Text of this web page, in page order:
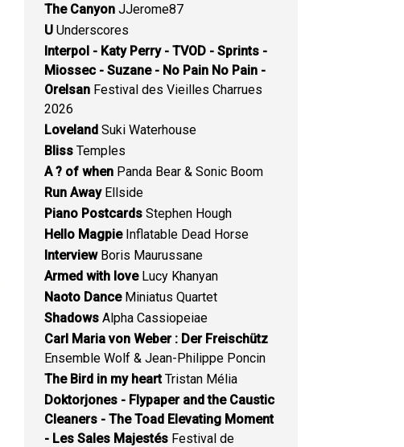
The Canyon JJerome87
U Underscores
Interpol - Katy Perry - TVOD - Sprints -
Miossec - Suzane - No Pain No Pain -
Orelsan Festival des Vieilles Charrues
2026
Loveland Suki Waterhouse
Bliss Temples
A ? of when Panda Bear & Sonic Boom
Run AwayEllside
Piano Postcards Stephen Hough
Hello MagpieInflatable Dead Horse
InterviewBoris Maurussane
Armed with loveLucy Khanyan
Naoto DanceMiniatus Quartet
Shadows Alpha Cassiopeiae
Carl Maria von Weber : Der Freischütz
Ensemble Wolf & Jean-Philippe Poncin
The Bird in my heartTristan Mélia
Doktorjones - Flypaper and the Caustic
Cleaners - The Toad Elevating Moment
- Les Sales Majestés Festival de